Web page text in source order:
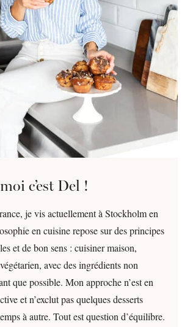
c’est Del !
je vis actuellement à Stockholm en
en cuisine repose sur des principes
et de bon sens : cuisiner maison,
avec des ingrédients non
que possible. Mon approche n’est en
et n’exclut pas quelques desserts
à autre. Tout est question d’équilibre.